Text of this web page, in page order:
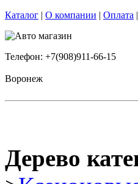
Каталог | О компании | Оплата |
Телефон: +7(908)911-66-15
Воронеж
Дерево